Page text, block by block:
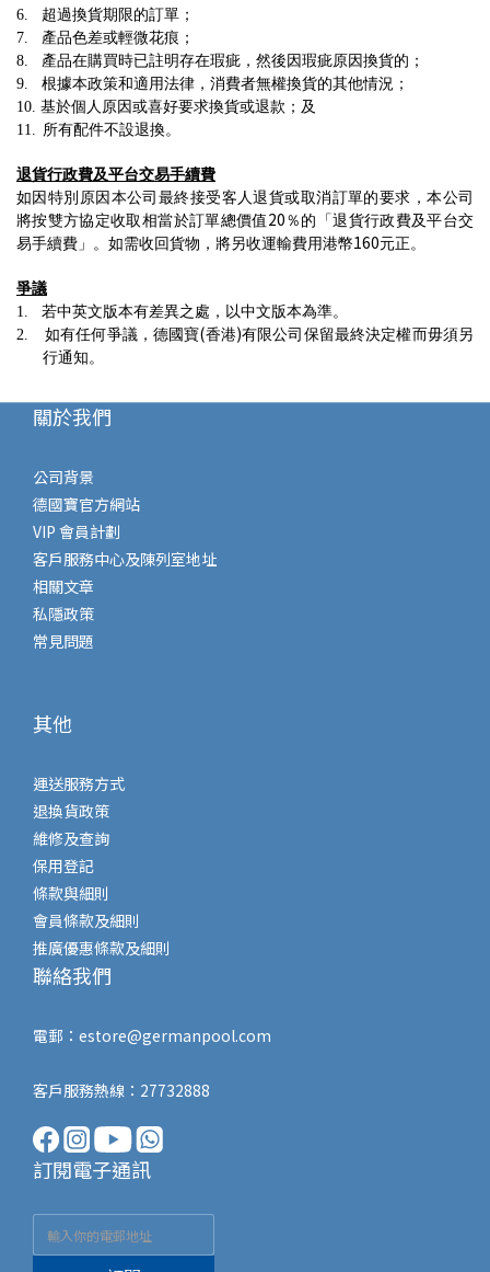
6.
超過換貨期限的訂單；
7.
產品色差或輕微花痕；
8.
產品在購買時已註明存在瑕疵，然後因瑕疵原因換貨的；
9.
根據本政策和適用法律，消費者無權換貨的其他情況 ；
10. 基於個人原因或喜好要求換貨或退款 ； 及
11. 所有配件不設退換。
退貨行政費及平台交易手續費
如因特別原因本公司最終接受客人退貨或取消訂單的要求，本公司
將按雙方協定收取相當於訂單總價值 20 ％的「退貨行政費及平台交
易手續費」。如需收回貨物，將另收運輸費用港幣160元正。
爭議
1.
若中英文版本有差異之處，以中文版本為準。
2.
如有任何爭議，德國寶(香港)有限公司保留最終決定權而毋須另
行通知。
關於我們
公司背景
德國寶官方網站
VIP 會員計劃
客戶服務中心及陳列室地址
相關文章
私隱政策
常見問題
其他
運送服務方式
退換貨政策
維修及查詢
保用登記
條款與細則
會員條款及細則
推廣優惠條款及細則
聯絡我們
電郵： estore@germanpool.com
客戶服務熱線：27732888
訂閱電子通訊